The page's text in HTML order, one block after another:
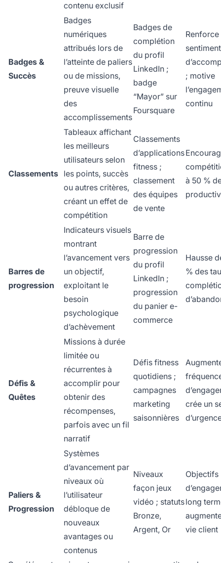
contenu exclusif
Badges &
Succès
Badges
numériques
attribués lors de
l’atteinte de paliers
ou de missions,
preuve visuelle
des
accomplissements
Badges de
complétion
du profil
LinkedIn ;
badge
“Mayor” sur
Foursquare
Renforce
sentiment
; motive
continu
Classements
Tableaux affichant
les meilleurs
utilisateurs selon
les points, succès
ou autres critères,
créant un effet de
compétition
Classements
d’applications
fitness ;
classement
des équipes
de vente
à 50 %
Barres de
progression
Indicateurs visuels
montrant
l’avancement vers
un objectif,
exploitant le
besoin
psychologique
d’achèvement
Barre de
progression
du profil
LinkedIn ;
progression
du panier e-
commerce
Hausse
% des
Défis &
Quêtes
Missions à durée
limitée ou
récurrentes à
accomplir pour
obtenir des
récompenses,
parfois avec un fil
narratif
Défis fitness
quotidiens ;
campagnes
marketing
saisonnières
crée un
Paliers &
Progression
Systèmes
d’avancement par
niveaux où
l’utilisateur
débloque de
nouveaux
avantages ou
contenus
Niveaux
façon jeux
vidéo ; statuts
Bronze,
Argent, Or
Objectifs
long
vie client